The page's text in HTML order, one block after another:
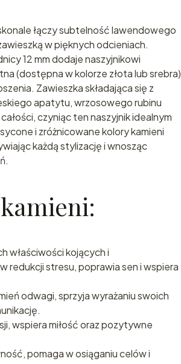
łączy subtelność lawendowego
w pięknych odcieniach.
12 mm dodaje naszyjnikowi
(dostępna w kolorze złota lub srebra)
Zawieszka składająca się z
apatytu, wrzosowego rubinu
czyniąc ten naszyjnik idealnym
i zróżnicowane kolory kamieni
każdą stylizację i wnosząc
właściwości kojących i
redukcji stresu, poprawia sen i wspiera
odwagi, sprzyja wyrażaniu swoich
wspiera miłość oraz pozytywne
pomaga w osiąganiu celów i